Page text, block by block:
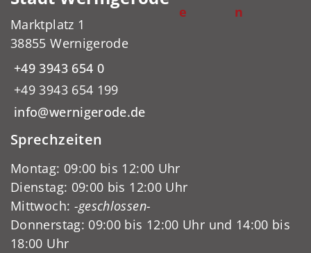
e
n
Marktplatz 1
38855 Wernigerode
+49 3943 654 0
+49 3943 654 199
info@wernigerode.de
Sprechzeiten
Montag: 09:00 bis 12:00 Uhr
Dienstag: 09:00 bis 12:00 Uhr
Mittwoch: -geschlossen-
Donnerstag: 09:00 bis 12:00 Uhr und 14:00 bis
18:00 Uhr